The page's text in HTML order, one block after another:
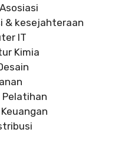
& kesejahteraan
IT
Kimia
Pelatihan